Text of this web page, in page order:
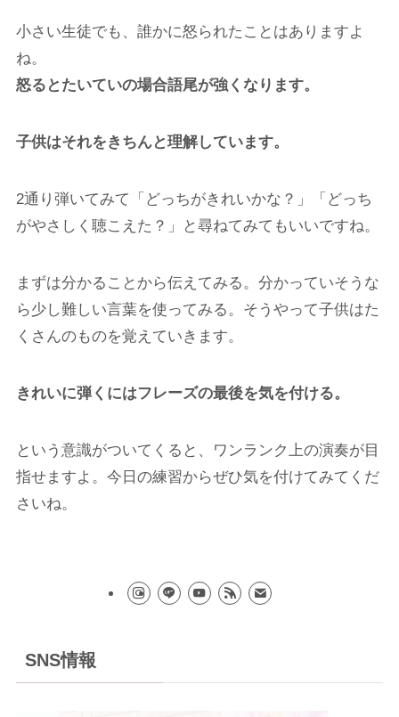
小さい生徒でも、誰かに怒られたことはありますよ
ね。
怒るとたいていの場合語尾が強くなります。
子供はそれをきちんと理解しています。
2通り弾いてみて「どっちがきれいかな？」「どっち
がやさしく聴こえた？」と尋ねてみてもいいですね。
まずは分かることから伝えてみる。分かっていそうな
ら少し難しい言葉を使ってみる。そうやって子供はた
くさんのものを覚えていきます。
きれいに弾くにはフレーズの最後を気を付ける。
という意識がついてくると、ワンランク上の演奏が目
指せますよ。今日の練習からぜひ気を付けてみてくだ
さいね。
SNS情報